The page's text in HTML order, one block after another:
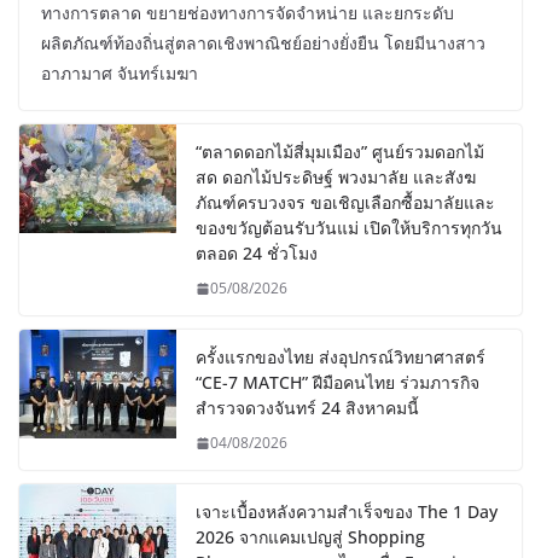
ทางการตลาด ขยายช่องทางการจัดจำหน่าย และยกระดับ
ผลิตภัณฑ์ท้องถิ่นสู่ตลาดเชิงพาณิชย์อย่างยั่งยืน โดยมีนางสาว
อาภามาศ จันทร์เมฆา
“ตลาดดอกไม้สี่มุมเมือง” ศูนย์รวมดอกไม้
สด ดอกไม้ประดิษฐ์ พวงมาลัย และสังฆ
ภัณฑ์ครบวงจร ขอเชิญเลือกซื้อมาลัยและ
ของขวัญต้อนรับวันแม่ เปิดให้บริการทุกวัน
ตลอด 24 ชั่วโมง
05/08/2026
ครั้งแรกของไทย ส่งอุปกรณ์วิทยาศาสตร์
“CE-7 MATCH” ฝีมือคนไทย ร่วมภารกิจ
สำรวจดวงจันทร์ 24 สิงหาคมนี้
04/08/2026
เจาะเบื้องหลังความสำเร็จของ The 1 Day
2026 จากแคมเปญสู่ Shopping